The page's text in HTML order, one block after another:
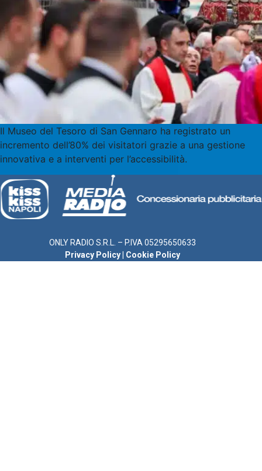
Il Museo del Tesoro di San Gennaro ha registrato un
incremento dell’80% dei visitatori grazie a una gestione
innovativa e a interventi per l’accessibilità.
ONLY RADIO S.R.L. – P.IVA 05295650633
Privacy Policy
Cookie Policy